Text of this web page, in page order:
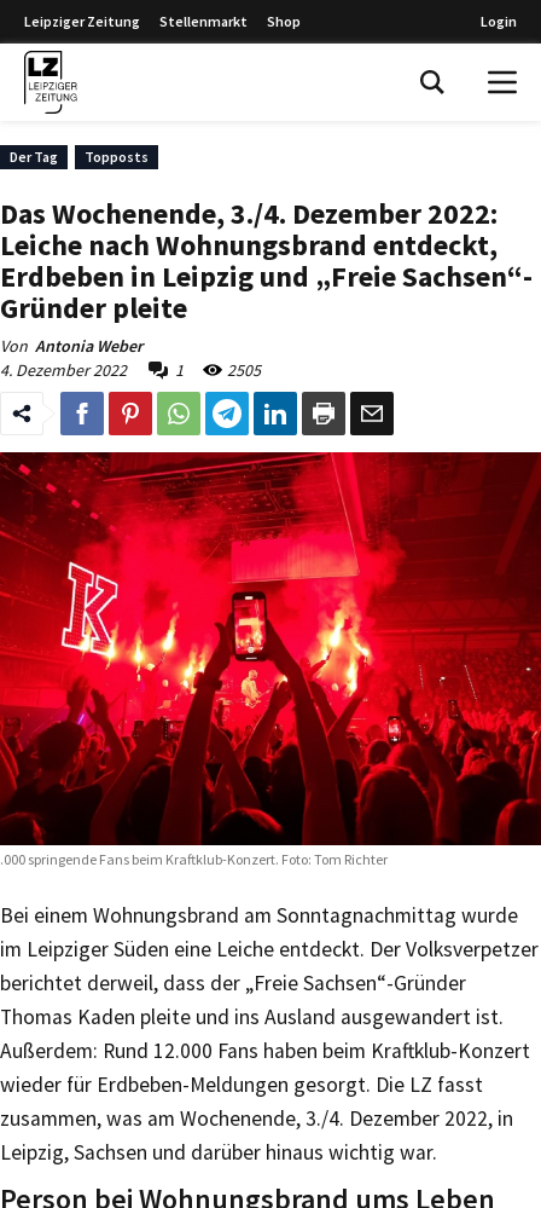
Leipziger Zeitung Stellenmarkt Shop Login
Der Tag Topposts
Das Wochenende, 3./4. Dezember 2022:
Leiche nach Wohnungsbrand entdeckt,
Erdbeben in Leipzig und „Freie Sachsen“-
Gründer pleite
Von Antonia Weber
4. Dezember 2022
1 2505
springende Fans beim Kraftklub-Konzert. Foto: Tom Richter
Bei einem Wohnungsbrand am Sonntagnachmittag wurde
im Leipziger Süden eine Leiche entdeckt. Der Volksverpetzer
berichtet derweil, dass der „Freie Sachsen“-Gründer
Thomas Kaden pleite und ins Ausland ausgewandert ist.
Außerdem: Rund 12.000 Fans haben beim Kraftklub-Konzert
wieder für Erdbeben-Meldungen gesorgt. Die LZ fasst
zusammen, was am Wochenende, 3./4. Dezember 2022, in
Leipzig, Sachsen und darüber hinaus wichtig war.
Person bei Wohnungsbrand ums Leben